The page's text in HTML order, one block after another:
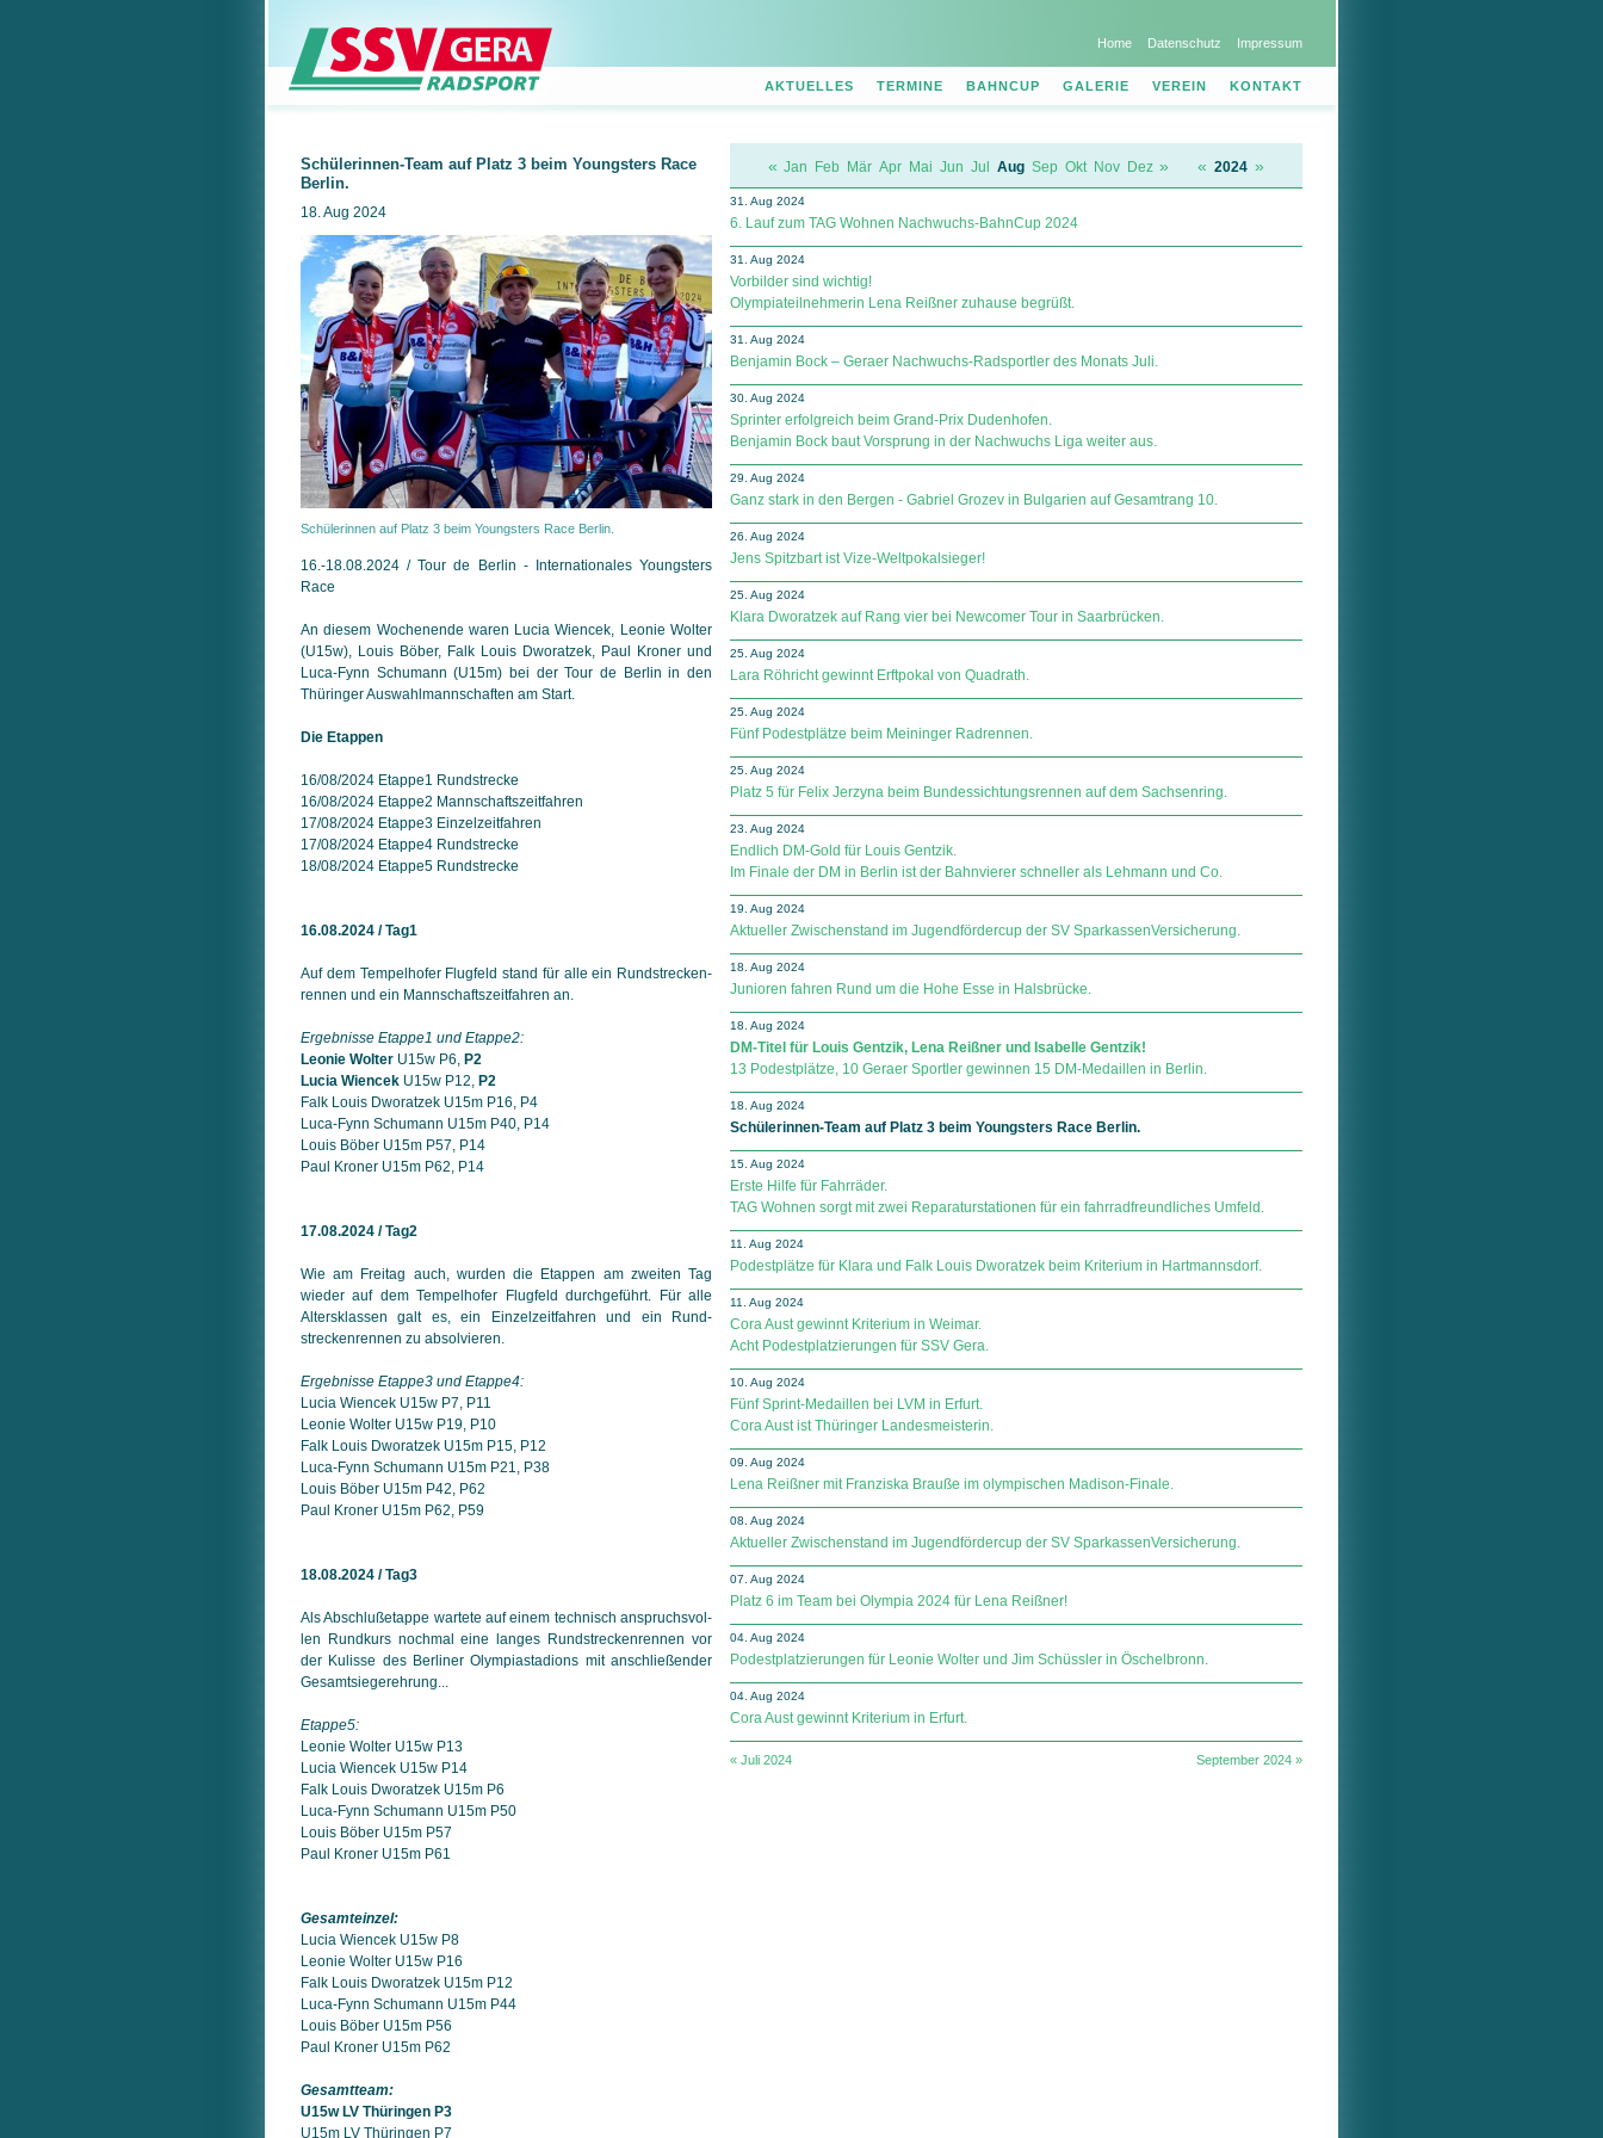
Home Datenschutz Impressum
AKTUELLES TERMINE BAHNCUP GALERIE VEREIN KONTAKT
Schülerinnen-Team auf Platz 3 beim Youngsters Race
Berlin.
18. Aug 2024
Schülerinnen auf Platz 3 beim Youngsters Race Berlin.
16.-18.08.2024 / Tour de Berlin - Internationales Youngsters
Race
An diesem Wochenende waren Lucia Wiencek, Leonie Wolter
(U15w), Louis Böber, Falk Louis Dworatzek, Paul Kroner und
Luca-Fynn Schumann (U15m) bei der Tour de Berlin in den
Thüringer Auswahlmannschaften am Start.
Die Etappen
16/08/2024 Etappe1 Rundstrecke
16/08/2024 Etappe2 Mannschaftszeitfahren
17/08/2024 Etappe3 Einzelzeitfahren
17/08/2024 Etappe4 Rundstrecke
18/08/2024 Etappe5 Rundstrecke
16.08.2024 / Tag1
Auf dem Tempelhofer Flugfeld stand für alle ein Rund­strecken­
rennen und ein Mannschaftszeitfahren an.
Ergebnisse Etappe1 und Etappe2:
Leonie Wolter U15w P6, P2
Lucia Wiencek U15w P12, P2
Falk Louis Dworatzek U15m P16, P4
Luca-Fynn Schumann U15m P40, P14
Louis Böber U15m P57, P14
Paul Kroner U15m P62, P14
17.08.2024 / Tag2
Wie am Freitag auch, wurden die Etappen am zweiten Tag
wieder auf dem Tempelhofer Flugfeld durchgeführt. Für alle
Altersklassen galt es, ein Einzelzeitfahren und ein Rund­
strecken­rennen zu absolvieren.
Ergebnisse Etappe3 und Etappe4:
Lucia Wiencek U15w P7, P11
Leonie Wolter U15w P19, P10
Falk Louis Dworatzek U15m P15, P12
Luca-Fynn Schumann U15m P21, P38
Louis Böber U15m P42, P62
Paul Kroner U15m P62, P59
18.08.2024 / Tag3
Als Abschlußetappe wartete auf einem technisch an­spruchs­vol­
len Rundkurs nochmal eine langes Rund­strecken­ren­nen vor
der Kulisse des Berliner Olympia­stadions mit an­schlie­ßen­der
Gesamtsiegerehrung...
Etappe5:
Leonie Wolter U15w P13
Lucia Wiencek U15w P14
Falk Louis Dworatzek U15m P6
Luca-Fynn Schumann U15m P50
Louis Böber U15m P57
Paul Kroner U15m P61
Gesamteinzel:
Lucia Wiencek U15w P8
Leonie Wolter U15w P16
Falk Louis Dworatzek U15m P12
Luca-Fynn Schumann U15m P44
Louis Böber U15m P56
Paul Kroner U15m P62
Gesamtteam:
U15w LV Thüringen P3
U15m LV Thüringen P7
« Jan Feb Mär Apr Mai Jun Jul Aug Sep Okt Nov Dez » « 2024 »
31. Aug 2024
6. Lauf zum TAG Wohnen Nachwuchs-BahnCup 2024
31. Aug 2024
Vorbilder sind wichtig!
Olympiateilnehmerin Lena Reißner zuhause begrüßt.
31. Aug 2024
Benjamin Bock – Geraer Nachwuchs-Radsportler des Monats Juli.
30. Aug 2024
Sprinter erfolgreich beim Grand-Prix Dudenhofen.
Benjamin Bock baut Vorsprung in der Nachwuchs Liga weiter aus.
29. Aug 2024
Ganz stark in den Bergen - Gabriel Grozev in Bulgarien auf Gesamtrang 10.
26. Aug 2024
Jens Spitzbart ist Vize-Weltpokalsieger!
25. Aug 2024
Klara Dworatzek auf Rang vier bei Newcomer Tour in Saarbrücken.
25. Aug 2024
Lara Röhricht gewinnt Erftpokal von Quadrath.
25. Aug 2024
Fünf Podestplätze beim Meininger Radrennen.
25. Aug 2024
Platz 5 für Felix Jerzyna beim Bundessichtungsrennen auf dem Sachsenring.
23. Aug 2024
Endlich DM-Gold für Louis Gentzik.
Im Finale der DM in Berlin ist der Bahnvierer schneller als Lehmann und Co.
19. Aug 2024
Aktueller Zwischenstand im Jugendfördercup der SV Spar­kas­sen­Ver­si­che­rung.
18. Aug 2024
Junioren fahren Rund um die Hohe Esse in Halsbrücke.
18. Aug 2024
DM-Titel für Louis Gentzik, Lena Reißner und Isabelle Gentzik!
13 Podestplätze, 10 Geraer Sportler gewinnen 15 DM-Medaillen in Berlin.
18. Aug 2024
Schülerinnen-Team auf Platz 3 beim Youngsters Race Berlin.
15. Aug 2024
Erste Hilfe für Fahrräder.
TAG Wohnen sorgt mit zwei Reparaturstationen für ein fahrradfreundliches Umfeld.
11. Aug 2024
Podestplätze für Klara und Falk Louis Dworatzek beim Kriterium in Hartmannsdorf.
11. Aug 2024
Cora Aust gewinnt Kriterium in Weimar.
Acht Podestplatzierungen für SSV Gera.
10. Aug 2024
Fünf Sprint-Medaillen bei LVM in Erfurt.
Cora Aust ist Thüringer Landesmeisterin.
09. Aug 2024
Lena Reißner mit Franziska Brauße im olympischen Madison-Finale.
08. Aug 2024
Aktueller Zwischenstand im Jugendfördercup der SV Spar­kas­sen­Ver­si­che­rung.
07. Aug 2024
Platz 6 im Team bei Olympia 2024 für Lena Reißner!
04. Aug 2024
Podestplatzierungen für Leonie Wolter und Jim Schüssler in Öschelbronn.
04. Aug 2024
Cora Aust gewinnt Kriterium in Erfurt.
« Juli 2024 September 2024 »